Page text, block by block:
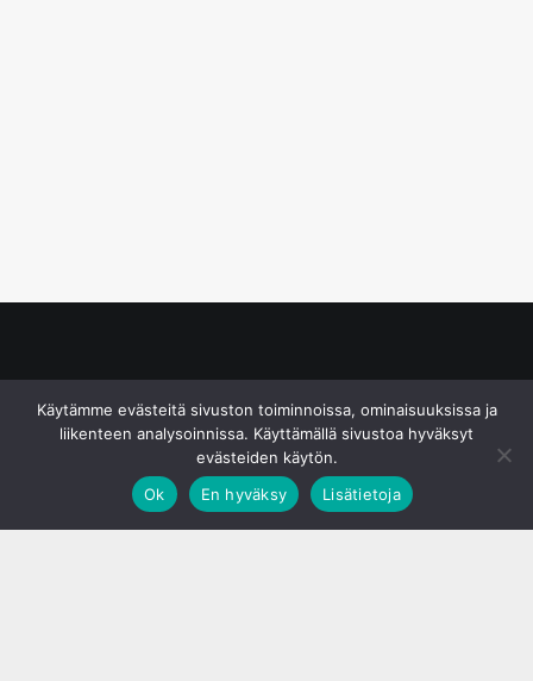
Käytämme evästeitä sivuston toiminnoissa, ominaisuuksissa ja
liikenteen analysoinnissa. Käyttämällä sivustoa hyväksyt
evästeiden käytön.
Ok
En hyväksy Lisätietoja